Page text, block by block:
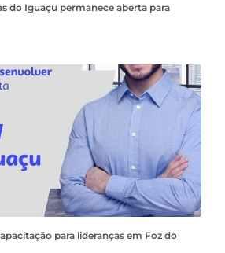
do Iguaçu permanece aberta para
para lideranças em Foz do